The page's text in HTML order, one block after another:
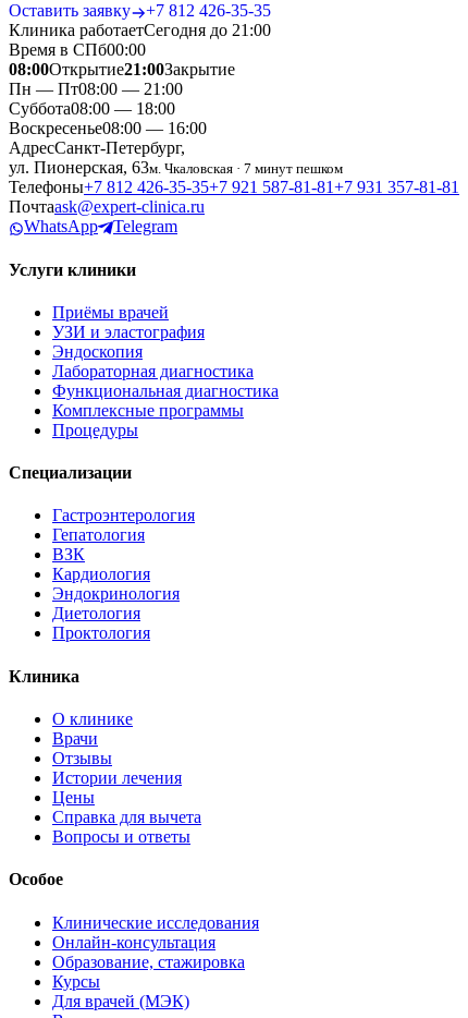
Оставить заявку
+7 812 426‑35‑35
Клиника работаетСегодня до 21:00
Время в СПб00:00
08:00Открытие21:00Закрытие
Пн — Пт08:00 — 21:00
Суббота08:00 — 18:00
Воскресенье08:00 — 16:00
АдресСанкт-Петербург,
ул. Пионерская, 63м. Чкаловская · 7 минут пешком
Телефоны+7 812 426‑35‑35+7 921 587‑81‑81+7 931 357‑81‑81
Почтаask@expert-clinica.ru
WhatsApp
Telegram
Услуги клиники
Приёмы врачей
УЗИ и эластография
Эндоскопия
Лабораторная диагностика
Функциональная диагностика
Комплексные программы
Процедуры
Специализации
Гастроэнтерология
Гепатология
ВЗК
Кардиология
Эндокринология
Диетология
Проктология
Клиника
О клинике
Врачи
Отзывы
Истории лечения
Цены
Справка для вычета
Вопросы и ответы
Особое
Клинические исследования
Онлайн-консультация
Образование, стажировка
Курсы
Для врачей (МЭК)